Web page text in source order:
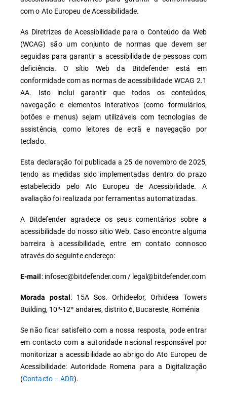
com o Ato Europeu de Acessibilidade.
As Diretrizes de Acessibilidade para o Conteúdo da Web
(WCAG) são um conjunto de normas que devem ser
seguidas para garantir a acessibilidade de pessoas com
deficiência. O sítio Web da Bitdefender está em
conformidade com as normas de acessibilidade WCAG 2.1
AA. Isto inclui garantir que todos os conteúdos,
navegação e elementos interativos (como formulários,
botões e menus) sejam utilizáveis com tecnologias de
assistência, como leitores de ecrã e navegação por
teclado.
Esta declaração foi publicada a 25 de novembro de 2025,
tendo as medidas sido implementadas dentro do prazo
estabelecido pelo Ato Europeu de Acessibilidade. A
avaliação foi realizada por ferramentas automatizadas.
A Bitdefender agradece os seus comentários sobre a
acessibilidade do nosso sítio Web. Caso encontre alguma
barreira à acessibilidade, entre em contato connosco
através do seguinte endereço:
E-mail: infosec@bitdefender.com / legal@bitdefender.com
Morada postal: 15A Sos. Orhideelor, Orhideea Towers
Building, 10º-12º andares, distrito 6, Bucareste, Roménia
Se não ficar satisfeito com a nossa resposta, pode entrar
em contacto com a autoridade nacional responsável por
monitorizar a acessibilidade ao abrigo do Ato Europeu de
Acessibilidade: Autoridade Romena para a Digitalização
(Contacto – ADR).